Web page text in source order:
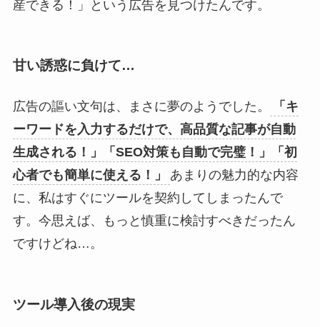
産できる！」という広告を見つけたんです。
甘い誘惑に負けて…
広告の謳い文句は、まさに夢のようでした。
「キ
ーワードを入力するだけで、高品質な記事が自動
生成される！」「SEO対策も自動で完璧！」「初
心者でも簡単に使える！」
あまりの魅力的な内容
に、私はすぐにツールを契約してしまったんで
す。今思えば、もっと慎重に検討すべきだったん
ですけどね…。
ツール導入後の現実